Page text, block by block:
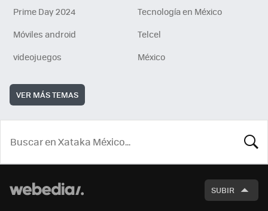
Prime Day 2024
Tecnología en México
Móviles android
Telcel
videojuegos
México
VER MÁS TEMAS
SUBIR